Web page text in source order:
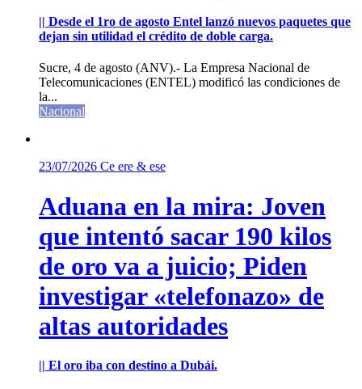
|| Desde el 1ro de agosto Entel lanzó nuevos paquetes que
dejan sin utilidad el crédito de doble carga.
Sucre, 4 de agosto (ANV).- La Empresa Nacional de
Telecomunicaciones (ENTEL) modificó las condiciones de
la...
Nacional
23/07/2026 Ce ere & ese
Aduana en la mira: Joven
que intentó sacar 190 kilos
de oro va a juicio; Piden
investigar «telefonazo» de
altas autoridades
|| El oro iba con destino a Dubái.